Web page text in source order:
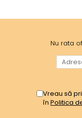
Nu rata
Vreau să
în Politica